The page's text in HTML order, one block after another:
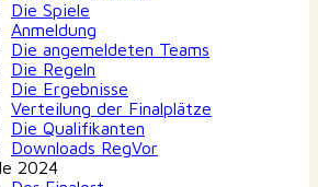
Die Spiele
Anmeldung
Die angemeldeten Teams
Die Regeln
Die Ergebnisse
Verteilung der Finalplätze
Die Qualifikanten
Downloads RegVor
2024